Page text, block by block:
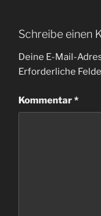
Schreibe einen
Deine E-Mail-
Erforderliche
Kommentar*